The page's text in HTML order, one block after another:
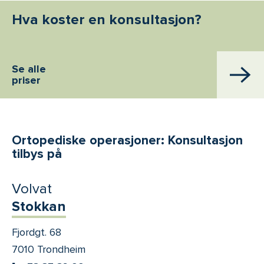
Hva koster en konsultasjon?
Se alle
priser
Ortopediske operasjoner: Konsultasjon
tilbys på
Volvat
Stokkan
Fjordgt. 68
7010 Trondheim